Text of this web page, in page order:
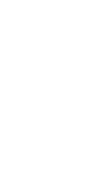
на 700 рублей в
для Вас время.